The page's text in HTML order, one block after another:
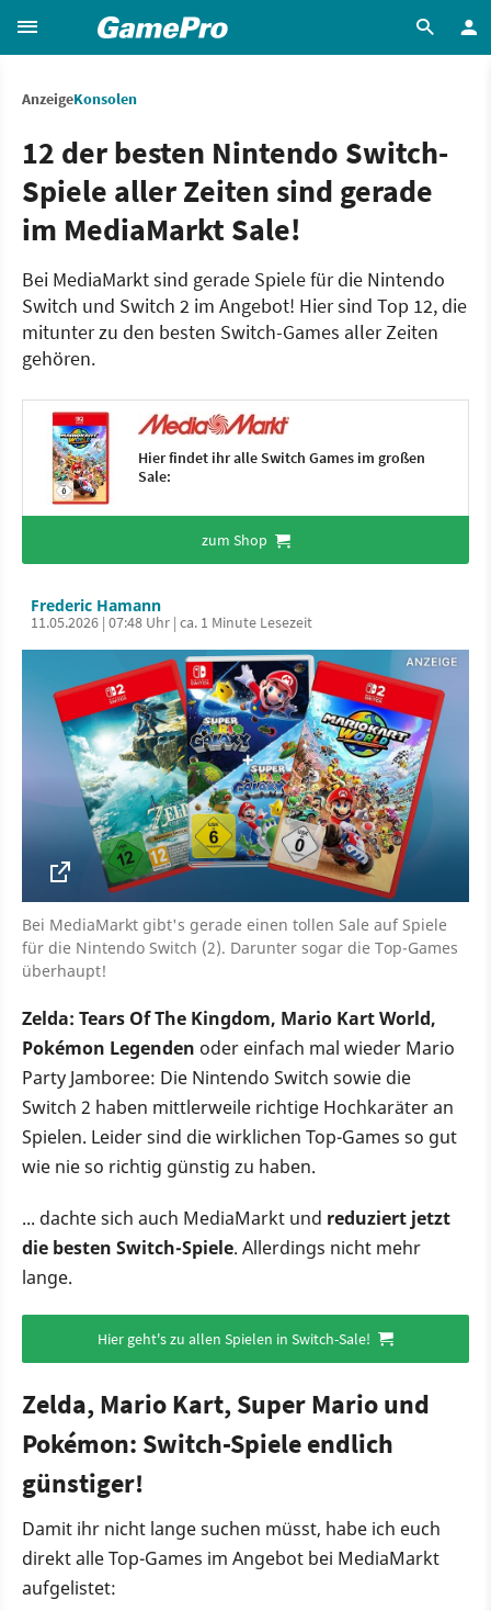
AnzeigeKonsolen
12 der besten Nintendo Switch-
Spiele aller Zeiten sind gerade
im MediaMarkt Sale!
Bei MediaMarkt sind gerade Spiele für die Nintendo
Switch und Switch 2 im Angebot! Hier sind Top 12, die
mitunter zu den besten Switch-Games aller Zeiten
gehören.
Hier findet ihr alle Switch Games im großen
Sale:
zum Shop
Frederic Hamann
11.05.2026 | 07:48 Uhr | ca. 1 Minute Lesezeit
Bei MediaMarkt gibt's gerade einen tollen Sale auf Spiele
für die Nintendo Switch (2). Darunter sogar die Top-Games
überhaupt!
Zelda: Tears Of The Kingdom, Mario Kart World,
Pokémon Legenden oder einfach mal wieder Mario
Party Jamboree: Die Nintendo Switch sowie die
Switch 2 haben mittlerweile richtige Hochkaräter an
Spielen. Leider sind die wirklichen Top-Games so gut
wie nie so richtig günstig zu haben.
... dachte sich auch MediaMarkt und reduziert jetzt
die besten Switch-Spiele. Allerdings nicht mehr
lange.
Hier geht's zu allen Spielen in Switch-Sale!
Zelda, Mario Kart, Super Mario und
Pokémon: Switch-Spiele endlich
günstiger!
Damit ihr nicht lange suchen müsst, habe ich euch
direkt alle Top-Games im Angebot bei MediaMarkt
aufgelistet: